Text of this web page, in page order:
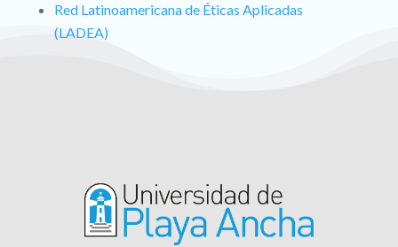
Red Latinoamericana de Éticas Aplicadas
(LADEA)